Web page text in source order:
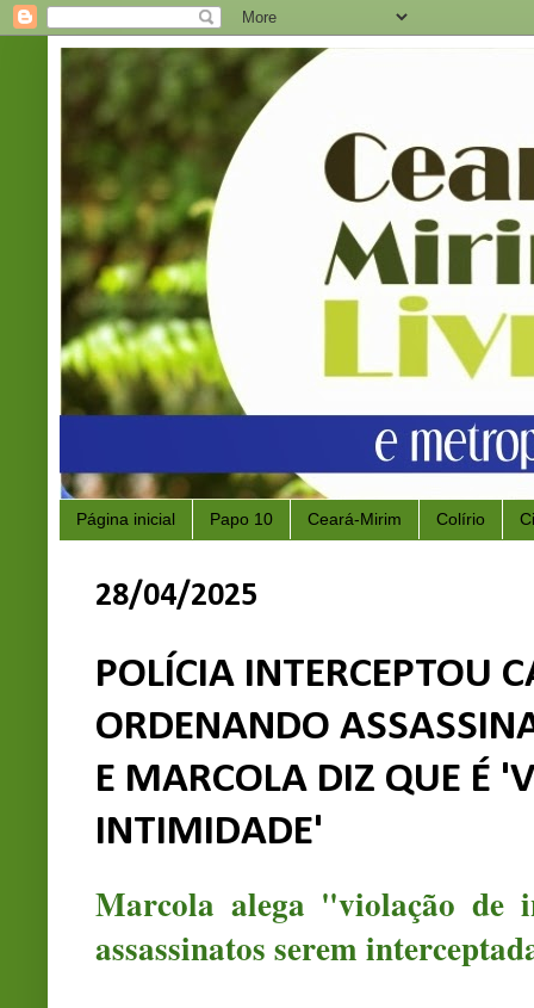
Página inicial Papo 10 Ceará-Mirim Colírio
28/04/2025
POLÍCIA INTERCEPTOU
ORDENANDO
E MARCOLA DIZ QUE É
INTIMIDADE'
Marcola alega "violação de
assassinatos serem